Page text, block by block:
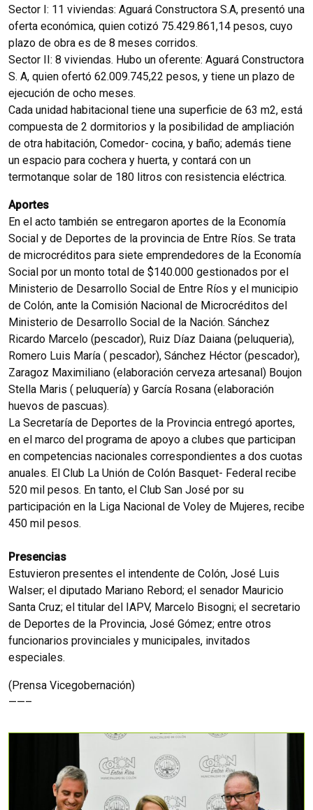
Sector I: 11 viviendas: Aguará Constructora S.A, presentó una
oferta económica, quien cotizó 75.429.861,14 pesos, cuyo
plazo de obra es de 8 meses corridos.
Sector II: 8 viviendas. Hubo un oferente: Aguará Constructora
S. A, quien ofertó 62.009.745,22 pesos, y tiene un plazo de
ejecución de ocho meses.
Cada unidad habitacional tiene una superficie de 63 m2, está
compuesta de 2 dormitorios y la posibilidad de ampliación
de otra habitación, Comedor- cocina, y baño; además tiene
un espacio para cochera y huerta, y contará con un
termotanque solar de 180 litros con resistencia eléctrica.
Aportes
En el acto también se entregaron aportes de la Economía
Social y de Deportes de la provincia de Entre Ríos. Se trata
de microcréditos para siete emprendedores de la Economía
Social por un monto total de $140.000 gestionados por el
Ministerio de Desarrollo Social de Entre Ríos y el municipio
de Colón, ante la Comisión Nacional de Microcréditos del
Ministerio de Desarrollo Social de la Nación. Sánchez
Ricardo Marcelo (pescador), Ruiz Díaz Daiana (peluqueria),
Romero Luis María ( pescador), Sánchez Héctor (pescador),
Zaragoz Maximiliano (elaboración cerveza artesanal) Boujon
Stella Maris ( peluquería) y García Rosana (elaboración
huevos de pascuas).
La Secretaría de Deportes de la Provincia entregó aportes,
en el marco del programa de apoyo a clubes que participan
en competencias nacionales correspondientes a dos cuotas
anuales. El Club La Unión de Colón Basquet- Federal recibe
520 mil pesos. En tanto, el Club San José por su
participación en la Liga Nacional de Voley de Mujeres, recibe
450 mil pesos.
Presencias
Estuvieron presentes el intendente de Colón, José Luis
Walser; el diputado Mariano Rebord; el senador Mauricio
Santa Cruz; el titular del IAPV, Marcelo Bisogni; el secretario
de Deportes de la Provincia, José Gómez; entre otros
funcionarios provinciales y municipales, invitados
especiales.
(Prensa Vicegobernación)
——–